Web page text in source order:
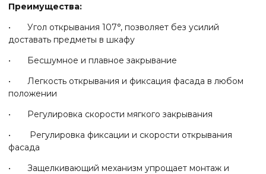
Преимущества:
• Угол открывания 107°, позволяет без усилий
доставать предметы в шкафу
• Бесшумное и плавное закрывание
• Легкость открывания и фиксация фасада в любом
положении
• Регулировка скорости мягкого закрывания
• Регулировка фиксации и скорости открывания
фасада
• Защелкивающий механизм упрощает монтаж и